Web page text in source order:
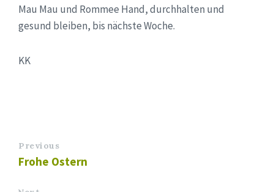
Mau Mau und Rommee Hand, durchhalten und
gesund bleiben, bis nächste Woche.
KK
Previous
Frohe Ostern